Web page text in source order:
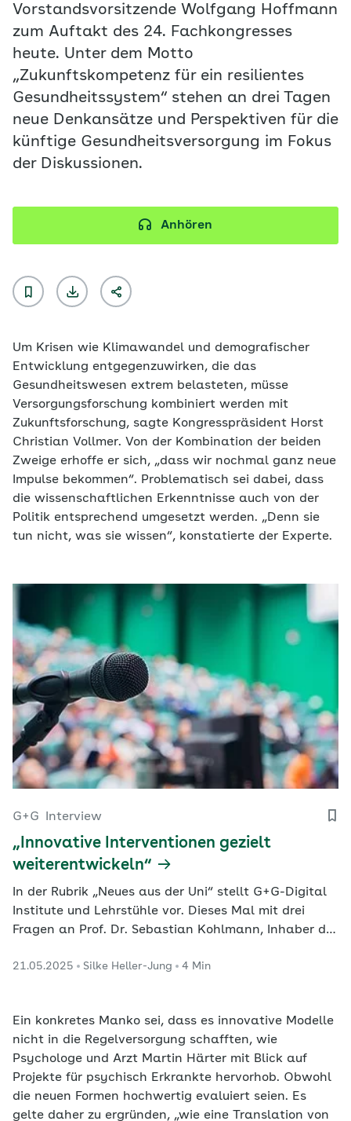
Vorstandsvorsitzende Wolfgang Hoffmann
zum Auftakt des 24. Fachkongresses
heute. Unter dem Motto
„Zukunftskompetenz für ein resilientes
Gesundheitssystem“ stehen an drei Tagen
neue Denkansätze und Perspektiven für die
künftige Gesundheitsversorgung im Fokus
der Diskussionen.
Anhören
Um Krisen wie Klimawandel und demografischer
Entwicklung entgegenzuwirken, die das
Gesundheitswesen extrem belasteten, müsse
Versorgungsforschung kombiniert werden mit
Zukunftsforschung, sagte Kongresspräsident Horst
Christian Vollmer. Von der Kombination der beiden
Zweige erhoffe er sich, „dass wir nochmal ganz neue
Impulse bekommen“. Problematisch sei dabei, dass
die wissenschaftlichen Erkenntnisse auch von der
Politik entsprechend umgesetzt werden. „Denn sie
tun nicht, was sie wissen“, konstatierte der Experte.
G+G Interview
„Innovative Interventionen gezielt
weiterentwickeln“
In der Rubrik „Neues aus der Uni“ stellt G+G-Digital
Institute und Lehrstühle vor. Dieses Mal mit drei
Fragen an Prof. Dr. Sebastian Kohlmann, Inhaber der
Versorgungsforschung am Universitätsklinikum
21.05.2025 Silke Heller-Jung 4 Min
Ein konkretes Manko sei, dass es innovative Modelle
nicht in die Regelversorgung schafften, wie
Psychologe und Arzt Martin Härter mit Blick auf
Projekte für psychisch Erkrankte hervorhob. Obwohl
die neuen Formen hochwertig evaluiert seien. Es
gelte daher zu ergründen, „wie eine Translation von